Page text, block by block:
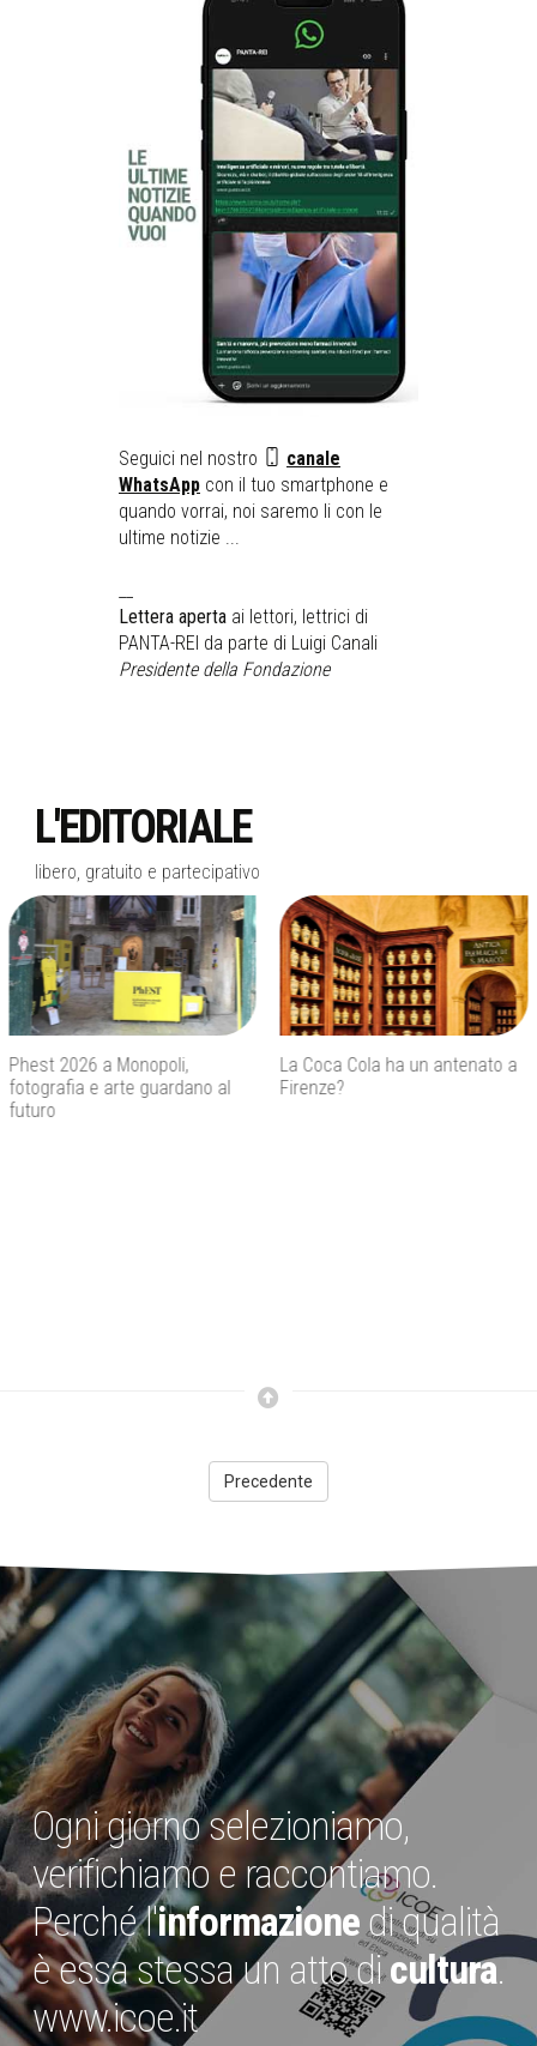
Seguici nel nostro
canale
WhatsApp con il tuo smartphone e
quando vorrai, noi saremo li con le
ultime notizie ...
Lettera aperta ai lettori, lettrici di
PANTA-REI da parte di Luigi Canali
Presidente della Fondazione
L'EDITORIALE
libero, gratuito e partecipativo
La Coca Cola ha un antenato a
Firenze?
Agenti IA e sicurezza, quando
l’autonomia diventa un rischio
Precedente
Ogni giorno selezioniamo,
verifichiamo e raccontiamo.
Perché l'informazionedi qualità
è essa stessa un atto dicultura.
www.icoe.it